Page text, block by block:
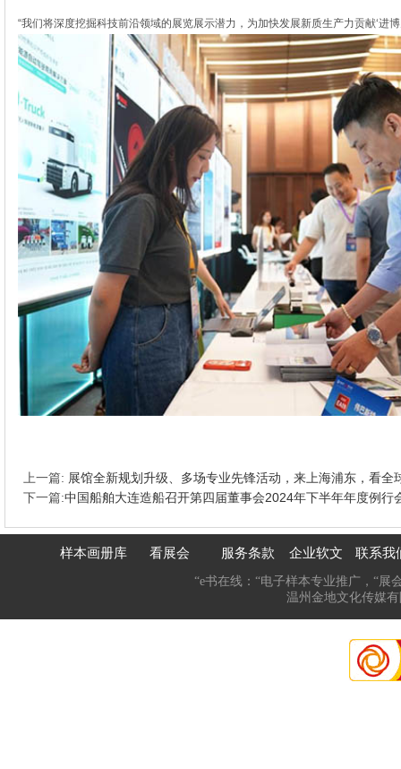
“我们将深度挖掘科技前沿领域的展览展示潜力，为加快发展新质生产力贡献‘进博
上一篇: 展馆全新规划升级、多场专业先锋活动，来上海浦东，看全
下一篇:中国船舶大连造船召开第四届董事会2024年下半年年度例行
样本画册库 看展会 服务条款 企业软文 联系我
“e书在线：“电子样本专业推广，“展
温州金地文化传媒